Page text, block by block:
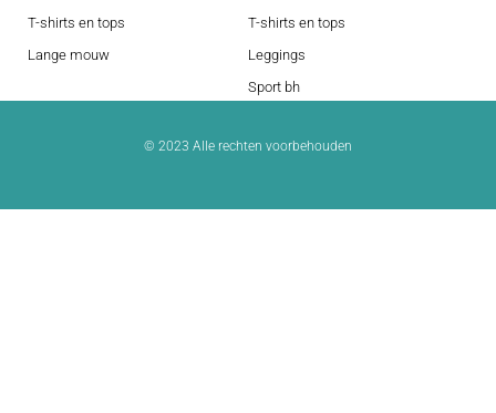
T-shirts en tops
Lange mouw
T-shirts en tops
Leggings
Sport bh
© 2023 Alle rechten voorbehouden